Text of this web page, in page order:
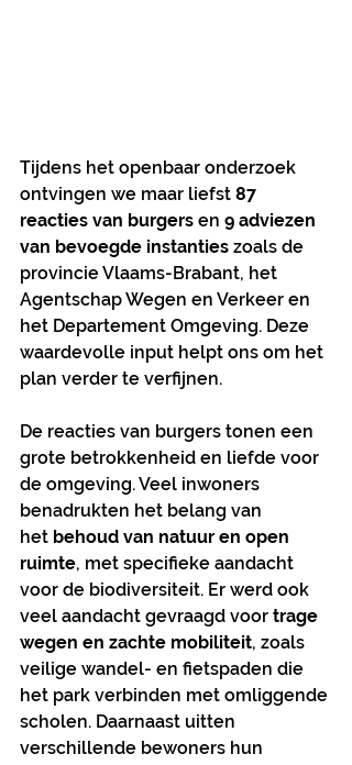
Tijdens het openbaar onderzoek
ontvingen we maar liefst 87
reacties van burgers en 9 adviezen
van bevoegde instanties zoals de
provincie Vlaams-Brabant, het
Agentschap Wegen en Verkeer en
het Departement Omgeving. Deze
waardevolle input helpt ons om het
plan verder te verfijnen.
De reacties van burgers tonen een
grote betrokkenheid en liefde voor
de omgeving. Veel inwoners
benadrukten het belang van
het behoud van natuur en open
ruimte, met specifieke aandacht
voor de biodiversiteit. Er werd ook
veel aandacht gevraagd voor trage
wegen en zachte mobiliteit, zoals
veilige wandel- en fietspaden die
het park verbinden met omliggende
scholen. Daarnaast uitten
verschillende bewoners hun